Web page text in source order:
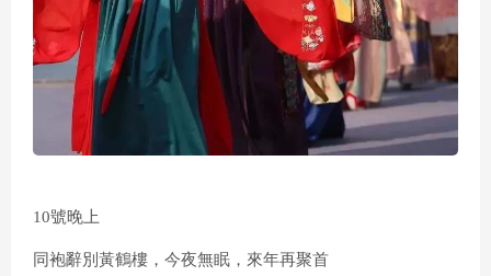
10號晚上
同袍辭別黃鶴樓，今夜無眠，來年再聚首